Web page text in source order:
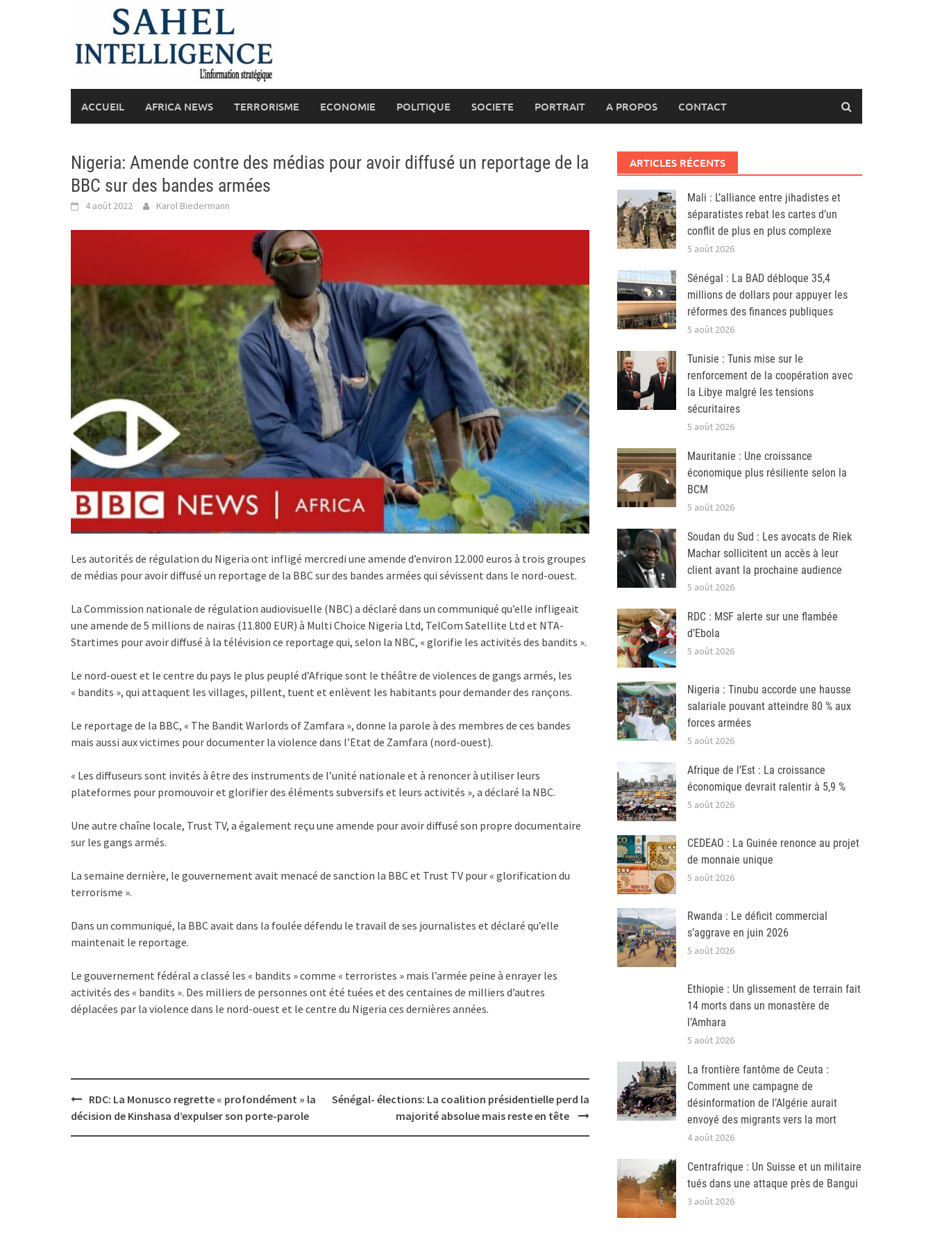
ACCUEIL AFRICA NEWS TERRORISME ECONOMIE POLITIQUE SOCIETE PORTRAIT A PROPOS CONTACT
Nigeria: Amende contre des médias pour avoir diffusé un reportage de la
BBC sur des bandes armées
4 août 2022 Karol Biedermann
Les autorités de régulation du Nigeria ont infligé mercredi une amende d’environ 12.000 euros à trois groupes
de médias pour avoir diffusé un reportage de la BBC sur des bandes armées qui sévissent dans le nord-ouest.
La Commission nationale de régulation audiovisuelle (NBC) a déclaré dans un communiqué qu’elle infligeait
une amende de 5 millions de nairas (11.800 EUR) à Multi Choice Nigeria Ltd, TelCom Satellite Ltd et NTA-
Startimes pour avoir diffusé à la télévision ce reportage qui, selon la NBC, « glorifie les activités des bandits ».
Le nord-ouest et le centre du pays le plus peuplé d’Afrique sont le théâtre de violences de gangs armés, les
« bandits », qui attaquent les villages, pillent, tuent et enlèvent les habitants pour demander des rançons.
Le reportage de la BBC, « The Bandit Warlords of Zamfara », donne la parole à des membres de ces bandes
mais aussi aux victimes pour documenter la violence dans l’Etat de Zamfara (nord-ouest).
« Les diffuseurs sont invités à être des instruments de l’unité nationale et à renoncer à utiliser leurs
plateformes pour promouvoir et glorifier des éléments subversifs et leurs activités », a déclaré la NBC.
Une autre chaîne locale, Trust TV, a également reçu une amende pour avoir diffusé son propre documentaire
sur les gangs armés.
La semaine dernière, le gouvernement avait menacé de sanction la BBC et Trust TV pour « glorification du
terrorisme ».
Dans un communiqué, la BBC avait dans la foulée défendu le travail de ses journalistes et déclaré qu’elle
maintenait le reportage.
Le gouvernement fédéral a classé les « bandits » comme « terroristes » mais l’armée peine à enrayer les
activités des « bandits ». Des milliers de personnes ont été tuées et des centaines de milliers d’autres
déplacées par la violence dans le nord-ouest et le centre du Nigeria ces dernières années.
Post
navigation
RDC: La Monusco regrette « profondément » la
décision de Kinshasa d’expulser son porte-parole
Sénégal- élections: La coalition présidentielle perd la
majorité absolue mais reste en tête
ARTICLES RÉCENTS
Mali : L’alliance entre jihadistes et
séparatistes rebat les cartes d’un
conflit de plus en plus complexe
5 août 2026
Sénégal : La BAD débloque 35,4
millions de dollars pour appuyer les
réformes des finances publiques
5 août 2026
Tunisie : Tunis mise sur le
renforcement de la coopération avec
la Libye malgré les tensions
sécuritaires
5 août 2026
Mauritanie : Une croissance
économique plus résiliente selon la
BCM
5 août 2026
Soudan du Sud : Les avocats de Riek
Machar sollicitent un accès à leur
client avant la prochaine audience
5 août 2026
RDC : MSF alerte sur une flambée
d’Ebola
5 août 2026
Nigeria : Tinubu accorde une hausse
salariale pouvant atteindre 80 % aux
forces armées
5 août 2026
Afrique de l’Est : La croissance
économique devrait ralentir à 5,9 %
5 août 2026
CEDEAO : La Guinée renonce au projet
de monnaie unique
5 août 2026
Rwanda : Le déficit commercial
s’aggrave en juin 2026
5 août 2026
Ethiopie : Un glissement de terrain fait
14 morts dans un monastère de
l’Amhara
5 août 2026
La frontière fantôme de Ceuta :
Comment une campagne de
désinformation de l’Algérie aurait
envoyé des migrants vers la mort
4 août 2026
Centrafrique : Un Suisse et un militaire
tués dans une attaque près de Bangui
3 août 2026